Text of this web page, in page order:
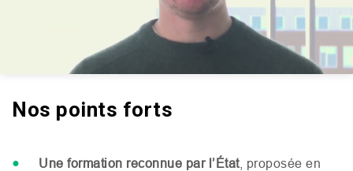
Nos points forts
Une formation reconnue par l’État, proposée en